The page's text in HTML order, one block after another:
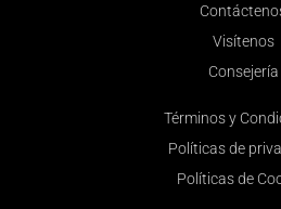
Visítenos
Consejería
Términos y
Políticas de
Políticas de